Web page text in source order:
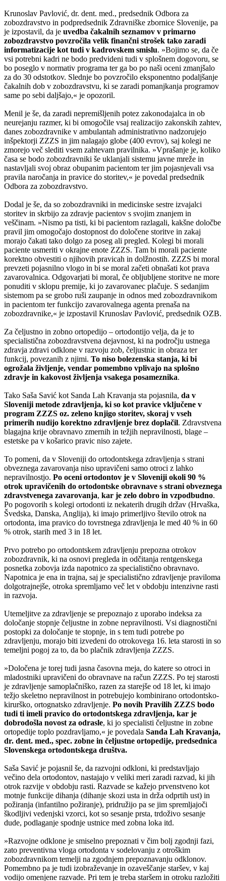
Krunoslav Pavlović, dr. dent. med., predsednik Odbora za
zobozdravstvo in podpredsednik Zdravniške zbornice Slovenije, pa
je izpostavil, da je uvedba čakalnih seznamov v primarno
zobozdravstvo povzročila velik finančni strošek tako zaradi
informatizacije kot tudi v kadrovskem smislu. »Bojimo se, da če
vsi potrebni kadri ne bodo predvideni tudi v splošnem dogovoru, se
bo poseglo v normativ programa ter ga bo po naši oceni zmanjšalo
za do 30 odstotkov. Slednje bo povzročilo eksponentno podaljšanje
čakalnih dob v zobozdravstvu, ki se zaradi pomanjkanja programov
same po sebi daljšajo,« je opozoril.
Menil je še, da zaradi nepremišljenih potez zakonodajalca in ob
neurejanju razmer, ki bi omogočile vsaj realizacijo zakonskih zahtev,
danes zobozdravnike v ambulantah administrativno nadzorujejo
inšpektorji ZZZS in jim nalagajo globe (400 evrov), saj kolegi ne
zmorejo več slediti vsem zahtevam pravilnika. »Vprašanje je, koliko
časa se bodo zobozdravniki še uklanjali sistemu javne mreže in
nastavljali svoj obraz obupanim pacientom ter jim pojasnjevali vsa
pravila naročanja in pravice do storitev,« je povedal predsednik
Odbora za zobozdravstvo.
Dodal je še, da so zobozdravniki in medicinske sestre izvajalci
storitev in skrbijo za zdravje pacientov s svojim znanjem in
veščinam. »Nismo pa tisti, ki bi pacientom razlagali, kakšne določbe
pravil jim omogočajo dostopnost do določene storitve in zakaj
morajo čakati tako dolgo za poseg ali pregled. Kolegi bi morali
paciente usmeriti v okrajne enote ZZZS. Tam bi morali paciente
korektno obvestiti o njihovih pravicah in dolžnostih. ZZZS bi moral
prevzeti pojasnilno vlogo in bi se moral začeti obnašati kot prava
zavarovalnica. Odgovarjati bi moral, če obljubljene storitve ne more
ponuditi v sklopu premije, ki jo zavarovanec plačuje. S sedanjim
sistemom pa se grobo ruši zaupanje in odnos med zobozdravnikom
in pacientom ter funkcijo zavarovalnega agenta prenaša na
zobozdravnike,« je izpostavil Krunoslav Pavlović, predsednik OZB.
Za čeljustno in zobno ortopedijo – ortodontijo velja, da je to
specialistična zobozdravstvena dejavnost, ki na področju ustnega
zdravja zdravi odklone v razvoju zob, čeljustnic in obraza ter
funkcij, povezanih z njimi. To niso bolezenska stanja, ki bi
ogrožala življenje, vendar pomembno vplivajo na splošno
zdravje in kakovost življenja vsakega posameznika.
Tako Saša Savić kot Sanda Lah Kravanja sta pojasnila, da v
Sloveniji metode zdravljenja, ki so kot pravice vključene v
program ZZZS oz. zeleno knjigo storitev, skoraj v vseh
primerih nudijo korektno zdravljenje brez doplačil. Zdravstvena
blagajna krije obravnavo zmernih in težjih nepravilnosti, blage –
estetske pa v košarico pravic niso zajete.
To pomeni, da v Sloveniji do ortodontskega zdravljenja s strani
obveznega zavarovanja niso upravičeni samo otroci z lahko
nepravilnostjo. Po oceni ortodontov je v Sloveniji okoli 90 %
otrok upravičenih do ortodontske obravnave s strani obveznega
zdravstvenega zavarovanja, kar je zelo dobro in vzpodbudno.
Po pogovorih s kolegi ortodonti iz nekaterih drugih držav (Hrvaška,
Švedska, Danska, Anglija), ki imajo primerljivo število otrok na
ortodonta, ima pravico do tovrstnega zdravljenja le med 40 % in 60
% otrok, starih med 3 in 18 let.
Prvo potrebo po ortodontskem zdravljenju prepozna otrokov
zobozdravnik, ki na osnovi pregleda in odčitanja rentgenskega
posnetka zobovja izda napotnico za specialistično obravnavo.
Napotnica je ena in trajna, saj je specialistično zdravljenje praviloma
dolgotrajnejše, otroka spremljamo več let v obdobju intenzivne rasti
in razvoja.
Utemeljitve za zdravljenje se prepoznajo z uporabo indeksa za
določanje stopnje čeljustne in zobne nepravilnosti. Vsi diagnostični
postopki za določanje te stopnje, in s tem tudi potrebe po
zdravljenju, morajo biti izvedeni do otrokovega 16. leta starosti in so
temeljni pogoj za to, da bo plačnik zdravljenja ZZZS.
»Določena je torej tudi jasna časovna meja, do katere so otroci in
mladostniki upravičeni do obravnave na račun ZZZS. Po tej starosti
je zdravljenje samoplačniško, razen za starejše od 18 let, ki imajo
težjo skeletno nepravilnost in potrebujejo kombinirano ortodontsko-
kirurško, ortognatsko zdravljenje. Po novih Pravilih ZZZS bodo
tudi ti imeli pravico do ortodontskega zdravljenja, kar je
dobrodošla novost za odrasle, ki jo specialisti čeljustne in zobne
ortopedije toplo pozdravljamo,« je povedala Sanda Lah Kravanja,
dr. dent. med., spec. zobne in čeljustne ortopedije, predsednica
Slovenskega ortodontskega društva.
Saša Savić je pojasnil še, da razvojni odkloni, ki predstavljajo
večino dela ortodontov, nastajajo v veliki meri zaradi razvad, ki jih
otrok razvije v obdobju rasti. Razvade se kažejo prvenstveno kot
motnje funkcije dihanja (dihanje skozi usta in drža odprtih ust) in
požiranja (infantilno požiranje), pridružijo pa se jim spremljajoči
škodljivi vedenjski vzorci, kot so sesanje prsta, trdoživo sesanje
dude, podlaganje spodnje ustnice med zobna loka itd.
»Razvojne odklone je smiselno prepoznati v čim bolj zgodnji fazi,
zato preventivna vloga ortodonta v sodelovanju z otroškim
zobozdravnikom temelji na zgodnjem prepoznavanju odklonov.
Pomembno pa je tudi izobraževanje in ozaveščanje staršev, v kaj
vodijo omenjene razvade. Pri tem je treba staršem in otroku razložiti